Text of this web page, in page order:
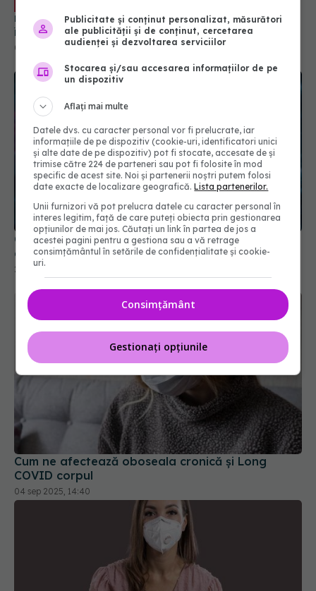
respirator: triplă agresiune. Pleșca: Prevenția
înseamnă să ne întoarcem la recomandările din
timpul pandemiei!
01 oct 2023, 10:48
COVID, impact asupra creierului. Reduce nivelul
de cortizol
21 aug 2024, 12:59
Cum ne afectează oboseala cronică și Long
COVID corpul
04 sep 2025, 14:40
Publicitate și conținut personalizat, măsurători
ale publicității și de conținut, cercetarea
audienței și dezvoltarea serviciilor
Stocarea și/sau accesarea informațiilor de pe
un dispozitiv
Aflați mai multe
Datele dvs. cu caracter personal vor fi prelucrate, iar
informațiile de pe dispozitiv (cookie-uri, identificatori unici
și alte date de pe dispozitiv) pot fi stocate, accesate de și
trimise către 224 de parteneri sau pot fi folosite în mod
specific de acest site. Noi și partenerii noștri putem folosi
date exacte de localizare geografică.Lista partenerilor.
Unii furnizori vă pot prelucra datele cu caracter personal în
interes legitim, față de care puteți obiecta prin gestionarea
opțiunilor de mai jos. Căutați un link în partea de jos a
acestei pagini pentru a gestiona sau a vă retrage
consimțământul în setările de confidențialitate și cookie-
uri.
Consimțământ
Gestionați opțiunile